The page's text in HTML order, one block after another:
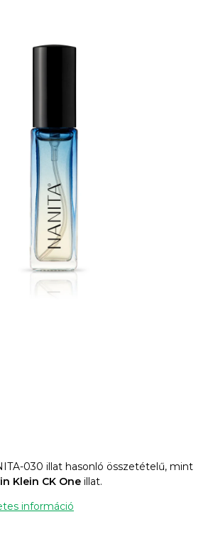
030 illat hasonló összetételű, mint
Klein CK One illat.
információ